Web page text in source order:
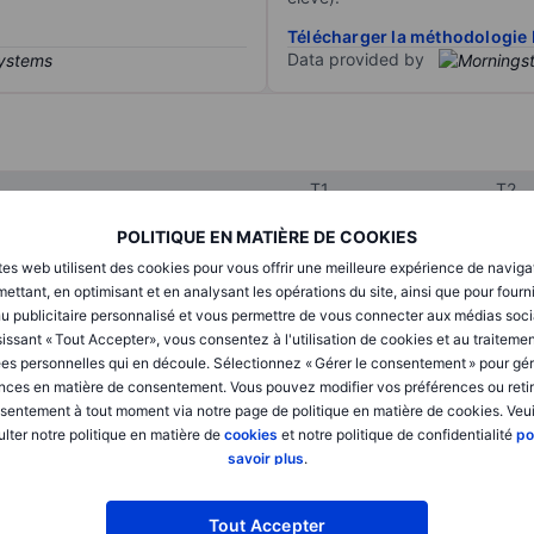
POLITIQUE EN MATIÈRE DE COOKIES
web utilisent des cookies pour vous offrir une meilleure expérience de
en optimisant et en analysant les opérations du site, ainsi que pour
publicitaire personnalisé et vous permettre de vous connecter aux médias
« Tout Accepter», vous consentez à l'utilisation de cookies et au
personnelles qui en découle. Sélectionnez « Gérer le consentement » pour
en matière de consentement. Vous pouvez modifier vos préférences ou
à tout moment via notre page de politique en matière de cookies.
notre politique en matière de cookies et notre politique de confidentialité
savoir plus.
Tout Accepter
Télécharger la méthodologie
Data provided by
T1 T2
XXXXXXX XXXXXXX
XXXXXXX XXXXXXX
XXXXXXX XXXXXXX
XXXXXXX XXXXXXX